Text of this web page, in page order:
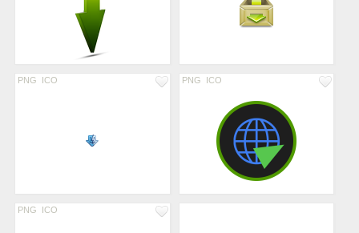
PNG ICO PNG ICO
PNG ICO